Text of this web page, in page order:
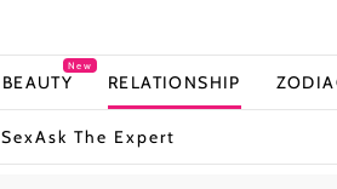
BEAUTY
New
RELATIONSHIP
SexAsk The Expert